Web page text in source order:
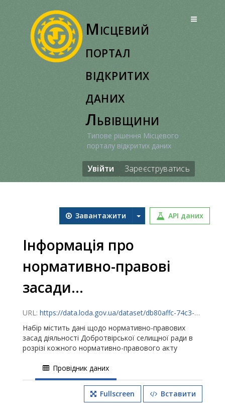
Місцевий
портал
відкритих
даних
Львівщини
Типове рішення Місцевого
порталу відкритих даних
Увійти Зареєструватись
Завантажити API даних
Інформація про
нормативно-правові
засади...
URL: https://data.loda.gov.ua/dataset/db80affc-74c3-4ef5-bb40-d703cebf04b7/resource/85aad363-2426-4361-a3d1-2b0707c59116/download/-.xls-information.csv
Набір містить дані щодо нормативно-правових
засад діяльності Добротвірської селищної ради в
розрізі кожного нормативно-правового акту
Провідник даних
Fullscreen Вставити